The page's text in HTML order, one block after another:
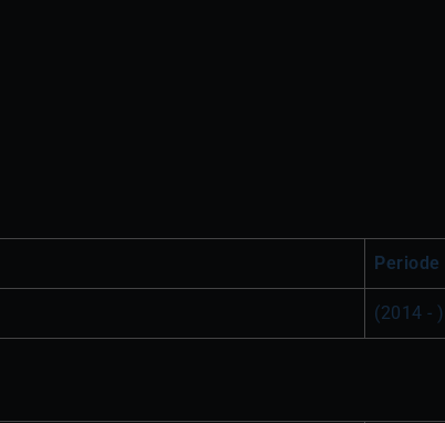
Periode
(2014 - )